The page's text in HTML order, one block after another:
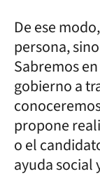
De ese
persona,
Sabremos
gobierno a
propone
o el
ayuda social